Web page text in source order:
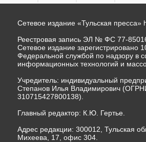
Сетевое издание «Тульская пресса»
Реестровая запись ЭЛ № ФС 77-
Сетевое издание зарегистрировано
Федеральной службой по надзору в
информационных технологий и
Учредитель: индивидуальный
Степанов Илья Владимирович
310715427800138).
Главный редактор: К.Ю. Гертье.
Адрес редакции: 300012, Тульская
Михеева, 17, офис 304.